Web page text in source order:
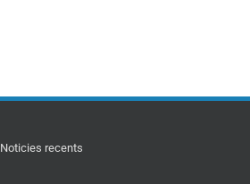
Noticies recents